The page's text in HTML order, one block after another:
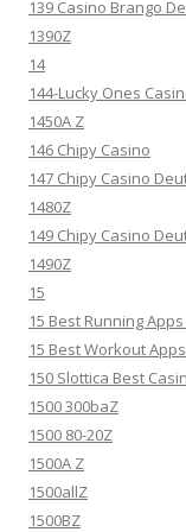
139 Casino Brango
1390Z
14
144-Lucky Ones
1450A Z
146 Chipy Casino
147 Chipy Casino
1480Z
149 Chipy Casino
1490Z
15
15 Best Running
15 Best Workout
150 Slottica Best
1500 300baZ
1500 80-20Z
1500A Z
1500allZ
1500BZ